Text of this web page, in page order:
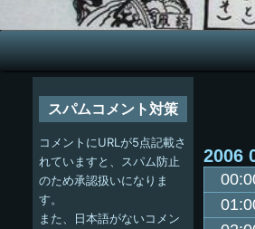
メ
イ
2006
スパムコメント対策
コメントにURLが5点記載さ
れていますと、スパム防止
のため承認扱いになりま
す。
また、日本語がないコメン